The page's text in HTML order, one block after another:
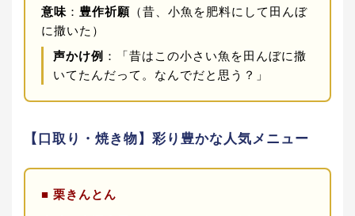
意味 ： 豊作祈願 （昔、小魚を肥料にして田んぼ
に撒いた）
声かけ例 ：「昔はこの小さい魚を田んぼに撒
いてたんだって。なんでだと思う？」
【口取り・焼き物】彩り豊かな人気メニュー
■ 栗きんとん